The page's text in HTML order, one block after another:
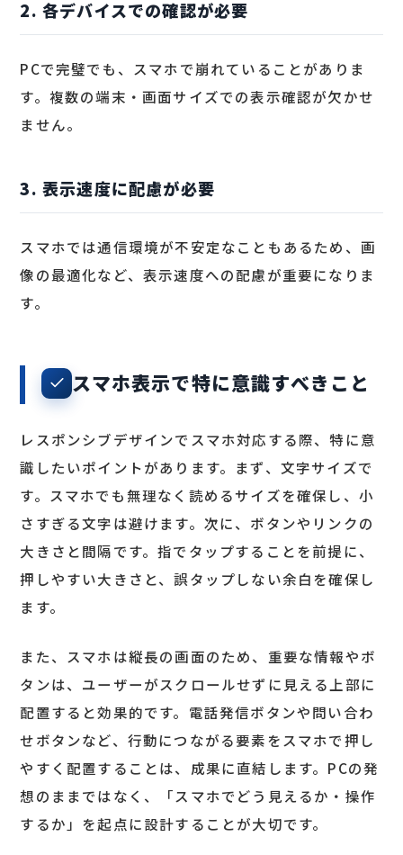
2. 各デバイスでの確認が必要
PCで完璧でも、スマホで崩れていることがありま
す。複数の端末・画面サイズでの表示確認が欠かせ
ません。
3. 表示速度に配慮が必要
スマホでは通信環境が不安定なこともあるため、画
像の最適化など、表示速度への配慮が重要になりま
す。
スマホ表示で特に意識すべきこと
レスポンシブデザインでスマホ対応する際、特に意
識したいポイントがあります。まず、文字サイズで
す。スマホでも無理なく読めるサイズを確保し、小
さすぎる文字は避けます。次に、ボタンやリンクの
大きさと間隔です。指でタップすることを前提に、
押しやすい大きさと、誤タップしない余白を確保し
ます。
また、スマホは縦長の画面のため、重要な情報やボ
タンは、ユーザーがスクロールせずに見える上部に
配置すると効果的です。電話発信ボタンや問い合わ
せボタンなど、行動につながる要素をスマホで押し
やすく配置することは、成果に直結します。PCの発
想のままではなく、「スマホでどう見えるか・操作
するか」を起点に設計することが大切です。